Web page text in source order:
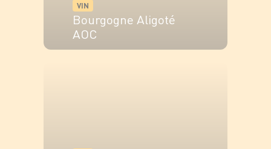
VIN
Bourgogne Aligoté
AOC